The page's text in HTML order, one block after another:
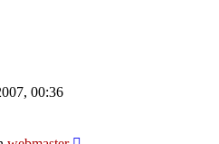
00:36